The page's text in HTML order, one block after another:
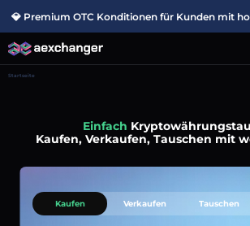
💎 Premium OTC Konditionen für Kunden mit
Startseite
Einfach
Kaufen, Verkaufen, Tauschen mit
Kaufen Verkaufen Tauschen